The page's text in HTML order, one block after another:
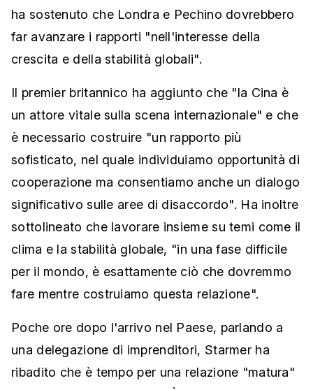
ha sostenuto che Londra e Pechino dovrebbero
far avanzare i rapporti "nell'interesse della
crescita e della stabilità globali".
Il premier britannico ha aggiunto che "la Cina è
un attore vitale sulla scena internazionale" e che
è necessario costruire "un rapporto più
sofisticato, nel quale individuiamo opportunità di
cooperazione ma consentiamo anche un dialogo
significativo sulle aree di disaccordo". Ha inoltre
sottolineato che lavorare insieme su temi come il
clima e la stabilità globale, "in una fase difficile
per il mondo, è esattamente ciò che dovremmo
fare mentre costruiamo questa relazione".
Poche ore dopo l'arrivo nel Paese, parlando a
una delegazione di imprenditori, Starmer ha
ribadito che è tempo per una relazione "matura"